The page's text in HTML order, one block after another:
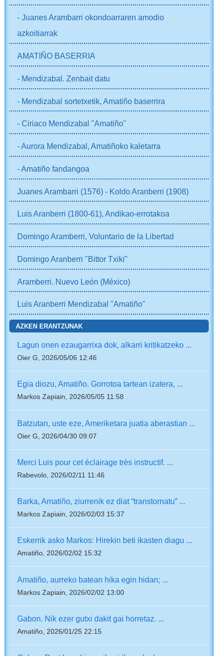
- Juanes Arambarri okondoarraren amodio
azkoitiarrak
AMATIÑO BASERRIA
- Mendizabal. Zenbait datu
- Mendizabal sortetxetik, Amatiño baserrira
- Ciriaco Mendizabal "Amatiño"
- Aurora Mendizabal, Amatiñoko kaletarra
- Amatiño fandangoa
Juanes Arambarri (1576) - Koldo Aranberri (1908)
Luis Aranberri (1800-61), Andikao-errotakoa
Domingo Aramberri, Voluntario de la Libertad
Domingo Aranberri "Bittor Txiki"
Aramberri. Nuevo León (México)
Luis Aranberri Mendizabal "Amatiño"
AZKEN ERANTZUNAK
Lagun onen ezaugarrixa dok, alkarri kritikatzeko ...
Oier G, 2026/05/06 12:46
Egia diozu, Amatiño. Gorrotoa tartean izatera, ...
Markos Zapiain, 2026/05/05 11:58
Batzutan, uste eze, Ameriketara juatia aberastian ...
Oier G, 2026/04/30 09:07
Merci Luis pour cet éclairage très instructif. ...
Rabevolo, 2026/02/11 11:46
Barka, Amatiño, ziurrenik ez diat “transtornatu” ...
Markos Zapiain, 2026/02/03 15:37
Eskerrik asko Markos: Hirekin beti ikasten diagu ...
Amatiño, 2026/02/02 15:32
Amatiño, aurreko batean hika egin hidan; ...
Markos Zapiain, 2026/02/02 13:00
Gabon. Nik ezer gutxi dakit gai horretaz. ...
Amatiño, 2026/01/25 22:15